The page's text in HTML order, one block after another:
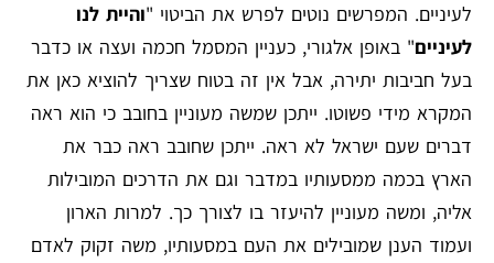
לעיניים. המפרשים נוטים לפרש את הביטוי "והיית לנו
לעיניים" באופן אלגורי, כעניין המסמל חכמה ועצה או כדבר
בעל חביבות יתירה, אבל אין זה בטוח שצריך להוציא כאן את
המקרא מידי פשוטו. ייתכן שמשה מעוניין בחובב כי הוא ראה
דברים שעם ישראל לא ראה. ייתכן שחובב ראה כבר את
הארץ בכמה ממסעותיו במדבר וגם את הדרכים המובילות
אליה, ומשה מעוניין להיעזר בו לצורך כך. למרות הארון
ועמוד הענן שמובילים את העם במסעותיו, משה זקוק לאדם